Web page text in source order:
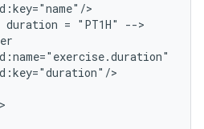
duration = "PT1H" -->